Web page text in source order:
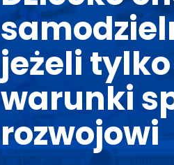
jeżeli
warunki
rozwojowi